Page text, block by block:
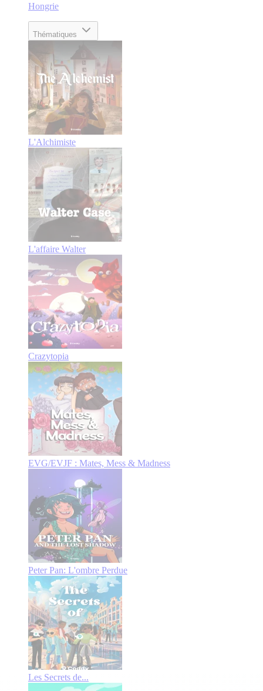
Hongrie
Thématiques
L'Alchimiste
L'affaire Walter
Crazytopia
EVG/EVJF : Mates, Mess & Madness
Peter Pan: L'ombre Perdue
Les Secrets de...